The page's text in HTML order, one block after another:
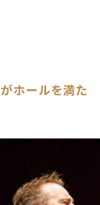
ホールを満た